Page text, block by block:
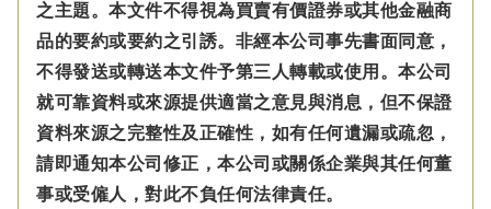
之主題。本文件不得視為買賣有價證券或其他金融商
品的要約或要約之引誘。非經本公司事先書面同意，
不得發送或轉送本文件予第三人轉載或使用。本公司
就可靠資料或來源提供適當之意見與消息，但不保證
資料來源之完整性及正確性，如有任何遺漏或疏忽，
請即通知本公司修正，本公司或關係企業與其任何董
事或受僱人，對此不負任何法律責任。